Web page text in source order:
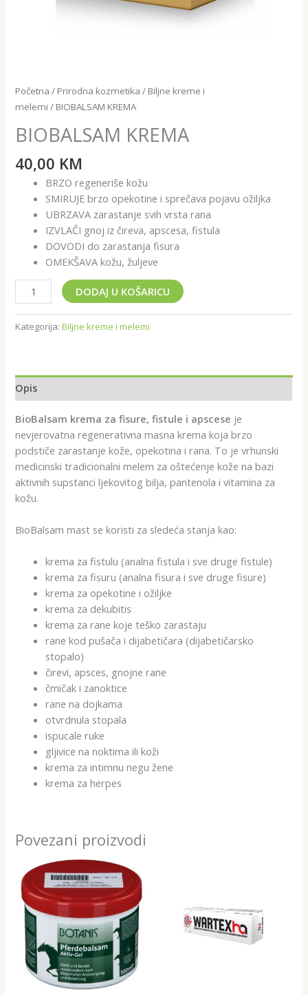
Početna / Prirodna kozmetika / Biljne kreme i
melemi / BIOBALSAM KREMA
BIOBALSAM KREMA
40,00 KM
BRZO regeneriše kožu
SMIRUJE brzo opekotine i sprečava pojavu ožiljka
UBRZAVA zarastanje svih vrsta rana
IZVLAČI gnoj iz čireva, apscesa, fistula
DOVODI do zarastanja fisura
OMEKŠAVA kožu, žuljeve
DODAJ U KOŠARICU
Kategorija:Biljne kreme i melemi
Opis
BioBalsam krema za fisure, fistule i apscese je
nevjerovatna regenerativna masna krema koja brzo
podstiče zarastanje kože, opekotina i rana. To je vrhunski
medicinski tradicionalni melem za oštećenje kože na bazi
aktivnih supstanci ljekovitog bilja, pantenola i vitamina za
kožu.
BioBalsam mast se koristi za sledeća stanja kao:
krema za fistulu (analna fistula i sve druge fistule)
krema za fisuru (analna fisura i sve druge fisure)
krema za opekotine i ožiljke
krema za dekubitis
krema za rane koje teško zarastaju
rane kod pušača i dijabetičara (dijabetičarsko
stopalo)
čirevi, apsces, gnojne rane
čmičak i zanoktice
rane na dojkama
otvrdnula stopala
ispucale ruke
gljivice na noktima ili koži
krema za intimnu negu žene
krema za herpes
Povezani proizvodi